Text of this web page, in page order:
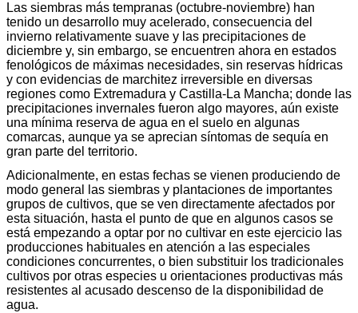
Las siembras más tempranas (octubre-noviembre) han
tenido un desarrollo muy acelerado, consecuencia del
invierno relativamente suave y las precipitaciones de
diciembre y, sin embargo, se encuentren ahora en estados
fenológicos de máximas necesidades, sin reservas hídricas
y con evidencias de marchitez irreversible en diversas
regiones como Extremadura y Castilla-La Mancha; donde las
precipitaciones invernales fueron algo mayores, aún existe
una mínima reserva de agua en el suelo en algunas
comarcas, aunque ya se aprecian síntomas de sequía en
gran parte del territorio.
Adicionalmente, en estas fechas se vienen produciendo de
modo general las siembras y plantaciones de importantes
grupos de cultivos, que se ven directamente afectados por
esta situación, hasta el punto de que en algunos casos se
está empezando a optar por no cultivar en este ejercicio las
producciones habituales en atención a las especiales
condiciones concurrentes, o bien substituir los tradicionales
cultivos por otras especies u orientaciones productivas más
resistentes al acusado descenso de la disponibilidad de
agua.